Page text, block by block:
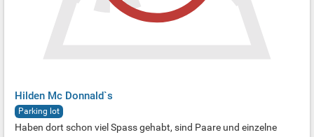
Hilden Mc Donnald`s
Parking lot
Haben dort schon viel Spass gehabt, sind Paare und einzelne